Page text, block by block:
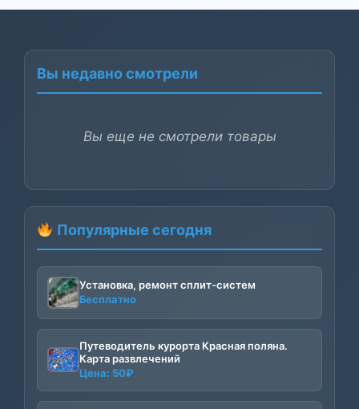
Вы недавно смотрели
Вы еще не смотрели товары
Популярные сегодня
Установка, ремонт сплит-систем
Бесплатно
Путеводитель курорта Красная поляна.
Карта развлечений
Цена: 50₽